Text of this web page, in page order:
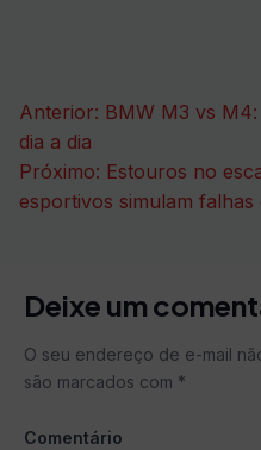
Navegação
de
Post
Anterior: BMW M3 vs
dia a dia
Próximo: Estouros no
esportivos simulam
Deixe um
O seu endereço de e-mail
são marcados com *
Comentário